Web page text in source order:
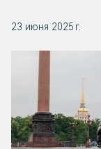
23 июня 2025 г.